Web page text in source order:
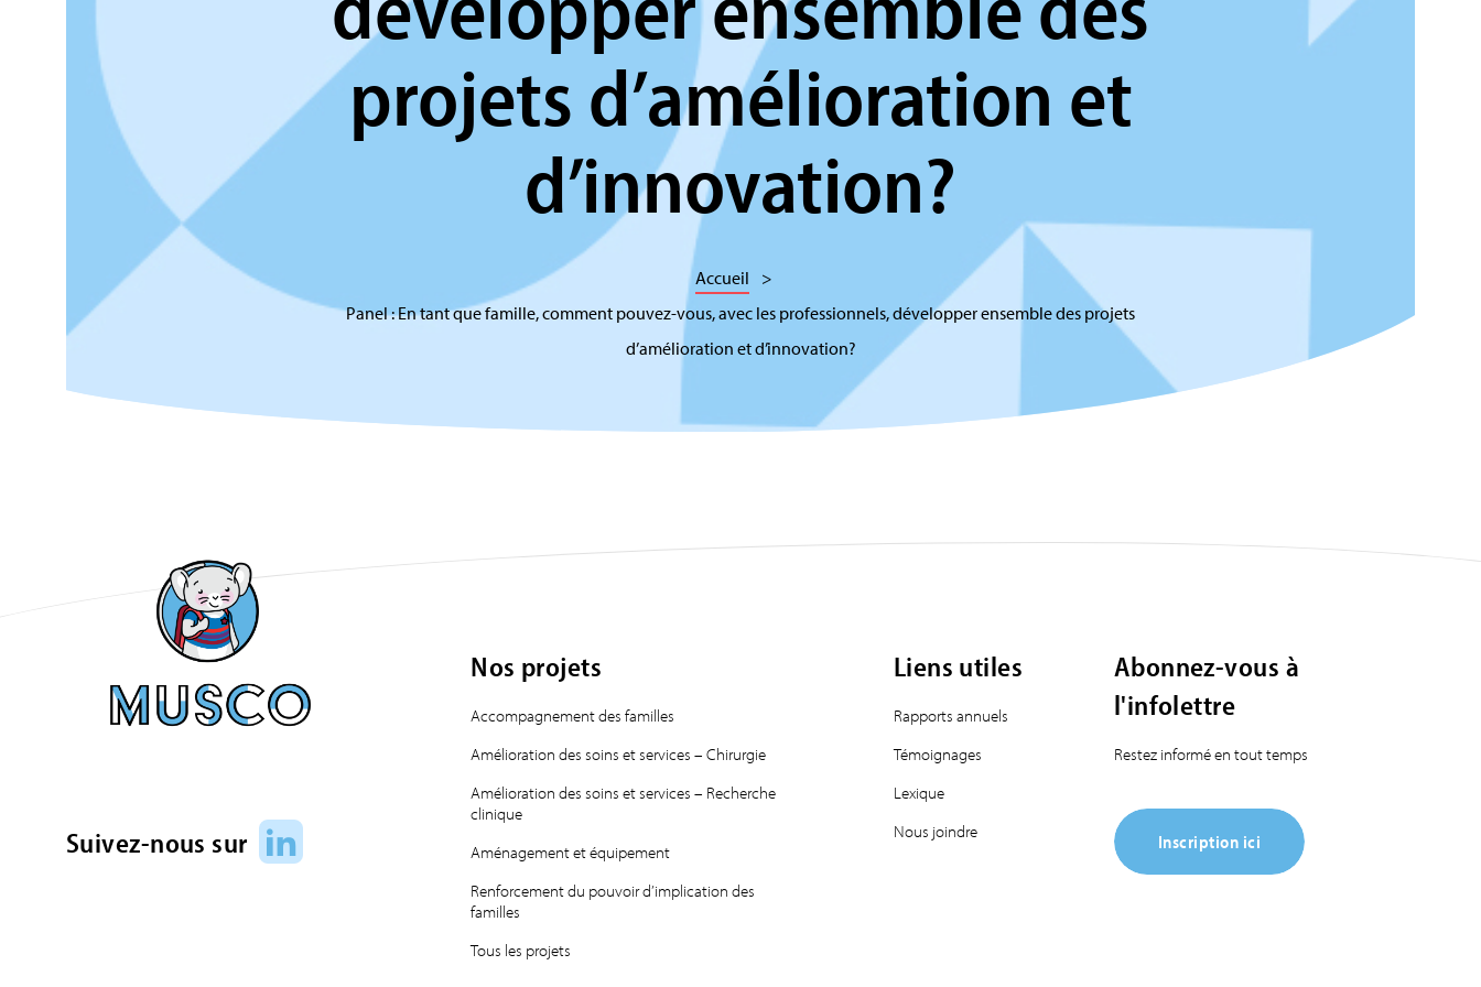
projets d’amélioration et
d’innovation?
Accueil
Panel : En tant que famille, comment pouvez-vous, avec les professionnels, développer ensemble des projets
d’amélioration et d’innovation?
Suivez-nous sur LinkedIn
Nos projets
Accompagnement des familles
Amélioration des soins et services – Chirurgie
Amélioration des soins et services – Recherche
clinique
Aménagement et équipement
Renforcement du pouvoir d’implication des
familles
Tous les projets
Liens utiles
Rapports annuels
Témoignages
Lexique
Nous joindre
Abonnez-vous à
l'infolettre
Restez informé en tout temps
Inscription ici